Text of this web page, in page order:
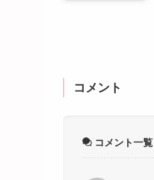
コメント
コメント一覧